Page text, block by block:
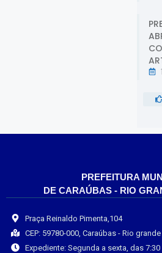
PREFEITURA
DE CARAÚBAS - RIO
Praça Reinaldo Pimenta,104
CEP: 59780-000, Caraúbas - Rio
Expediente: Segunda a sexta, das 7:30